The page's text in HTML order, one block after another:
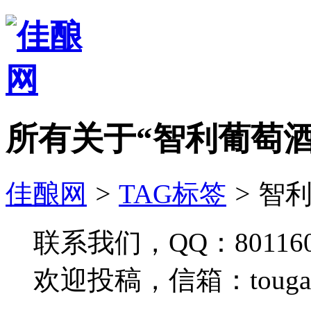
所有关于“智利葡萄
佳酿网 > TAG标签 > 智
联系我们，QQ：
欢迎投稿，信箱：